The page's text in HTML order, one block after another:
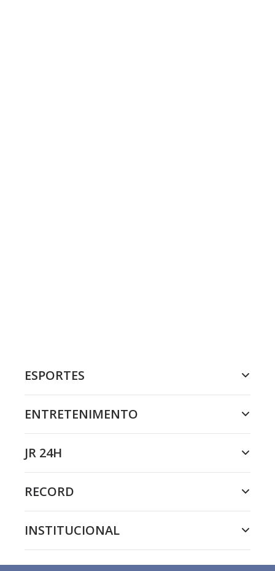
ESPORTES
ENTRETENIMENTO
JR 24H
RECORD
INSTITUCIONAL